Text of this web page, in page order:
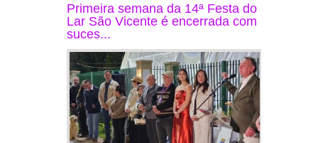
Primeira semana da 14ª Festa do
Lar São Vicente é encerrada com
suces...